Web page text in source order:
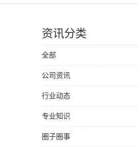
资讯分类
全部
公司资讯
行业动态
专业知识
圈子圈事